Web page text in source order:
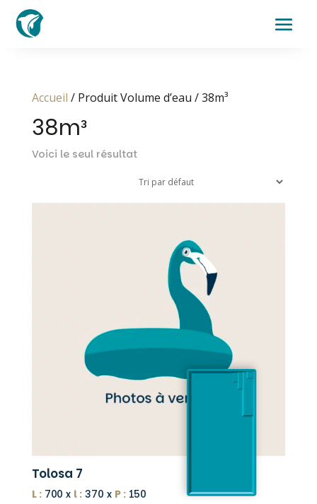
Accueil / Produit Volume d’eau / 38m³
38m³
Voici le seul résultat
Tolosa 7
L :700 x l :370 x P :150